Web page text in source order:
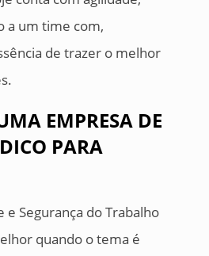
a um time com,
de trazer o melhor
EMPRESA DE
PARA
e Segurança do Trabalho
quando o tema é